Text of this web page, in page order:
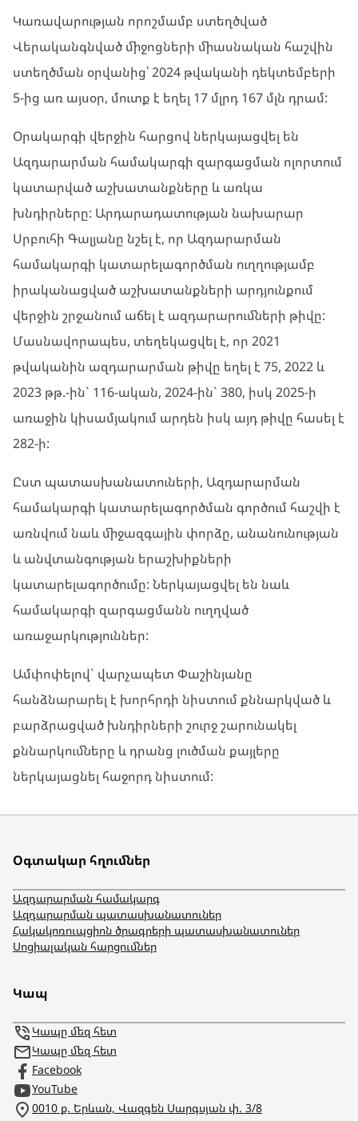
Կառավարության որոշմամբ ստեղծված
Վերականգնված միջոցների միասնական հաշվին
ստեղծման օրվանից՝ 2024 թվականի դեկտեմբերի
5-ից առ այսօր, մուտք է եղել 17 մլրդ 167 մլն դրամ:
Օրակարգի վերջին հարցով ներկայացվել են
Ազդարարման համակարգի զարգացման ոլորտում
կատարված աշխատանքները և առկա
խնդիրները: Արդարադատության նախարար
Սրբուհի Գալյանը նշել է, որ Ազդարարման
համակարգի կատարելագործման ուղղությամբ
իրականացված աշխատանքների արդյունքում
վերջին շրջանում աճել է ազդարարումների թիվը:
Մասնավորապես, տեղեկացվել է, որ 2021
թվականին ազդարարման թիվը եղել է 75, 2022 և
2023 թթ.-ին` 116-ական, 2024-ին` 380, իսկ 2025-ի
առաջին կիսամյակում արդեն իսկ այդ թիվը հասել է
282-ի:
Ըստ պատասխանատուների, Ազդարարման
համակարգի կատարելագործման գործում հաշվի է
առնվում նաև միջազգային փորձը, անանունության
և անվտանգության երաշխիքների
կատարելագործումը: Ներկայացվել են նաև
համակարգի զարգացմանն ուղղված
առաջարկություններ:
Ամփոփելով` վարչապետ Փաշինյանը
հանձնարարել է խորհրդի նիստում քննարկված և
բարձրացված խնդիրների շուրջ շարունակել
քննարկումները և դրանց լուծման քայլերը
ներկայացնել հաջորդ նիստում:
Օգտակար հղումներ
Ազդարարման համակարգ
Ազդարարման պատասխանատուներ
Հակակոռուպցիոն ծրագրերի պատասխանատուներ
Սոցիալական հարցումներ
Կապ
Կապը մեզ հետ
Կապը մեզ հետ
Facebook
YouTube
0010 ք. Երևան, Վազգեն Սարգսյան փ. 3/8